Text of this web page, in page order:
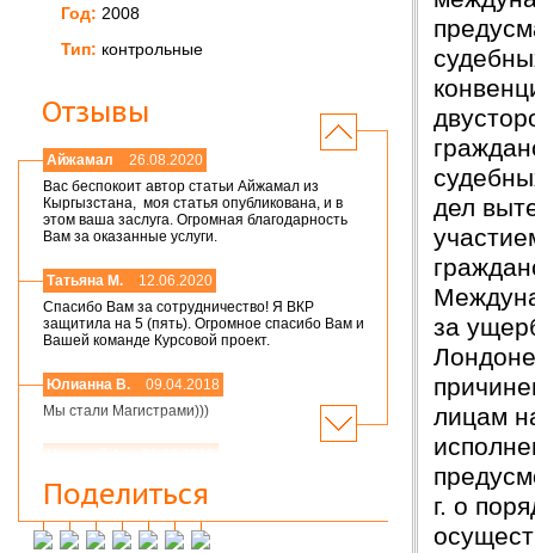
Год: 2008
Тип: контрольные
Отзывы
Айжамал
26.08.2020
Вас беспокоит автор статьи Айжамал из
Кыргызстана, моя статья опубликована, и в
этом ваша заслуга. Огромная благодарность
Вам за оказанные услуги.
Татьяна М.
12.06.2020
Спасибо Вам за сотрудничество! Я ВКР
защитила на 5 (пять). Огромное спасибо Вам и
Вашей команде Курсовой проект.
Юлианна В.
09.04.2018
Мы стали Магистрами)))
Мария,добрый день! Спасибо большое.
Защитился на 4!всего доброго
Инна М.
14.03.2018
Поделиться
дел
за
лицам
г. о